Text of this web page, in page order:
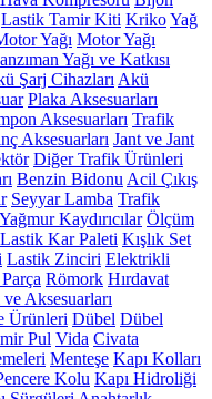
Lastik Tamir Kiti KrikoYağ
Yağı Motor Yağı
Yağı ve Katkısı
Şarj Cihazları Akü
Plaka Aksesuarları
Aksesuarları Trafik
Aksesuarları Jant ve Jant
Diğer Trafik Ürünleri
Benzin Bidonu Acil Çıkış
Seyyar Lamba Trafik
Yağmur Kaydırıcılar Ölçüm
Lastik Kar Paleti Kışlık Set
Lastik Zinciri Elektrikli
Römork Hırdavat
Aksesuarları
Ürünleri Dübel Dübel
Pul Vida Civata
Menteşe Kapı Kolları
Kolu Kapı Hidroliği